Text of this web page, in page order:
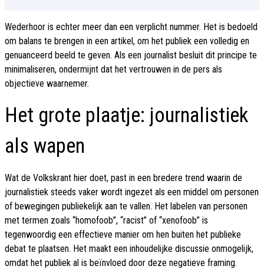
Wederhoor is echter meer dan een verplicht nummer. Het is bedoeld
om balans te brengen in een artikel, om het publiek een volledig en
genuanceerd beeld te geven. Als een journalist besluit dit principe te
minimaliseren, ondermijnt dat het vertrouwen in de pers als
objectieve waarnemer.
Het grote plaatje: journalistiek
als wapen
Wat de Volkskrant hier doet, past in een bredere trend waarin de
journalistiek steeds vaker wordt ingezet als een middel om personen
of bewegingen publiekelijk aan te vallen. Het labelen van personen
met termen zoals “homofoob”, “racist” of “xenofoob” is
tegenwoordig een effectieve manier om hen buiten het publieke
debat te plaatsen. Het maakt een inhoudelijke discussie onmogelijk,
omdat het publiek al is beïnvloed door deze negatieve framing.